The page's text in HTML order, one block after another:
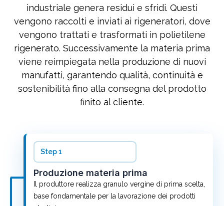
industriale genera residui e sfridi. Questi
vengono raccolti e inviati ai rigeneratori, dove
vengono trattati e trasformati in polietilene
rigenerato. Successivamente la materia prima
viene reimpiegata nella produzione di nuovi
manufatti, garantendo qualità, continuità e
sostenibilità fino alla consegna del prodotto
finito al cliente.
Produzione materia prima
Il produttore realizza granulo vergine di prima scelta,
base fondamentale per la lavorazione dei prodotti
Step 1